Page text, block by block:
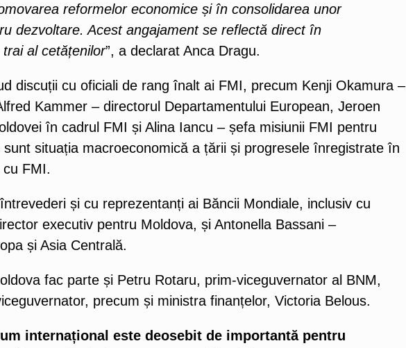
reformelor economice și în consolidarea unor
dezvoltare. Acest angajament se reflectă direct în
al cetățenilor”, a declarat Anca Dragu.
discuții cu oficiali de rang înalt ai FMI, precum Kenji Okamura –
Kammer – directorul Departamentului European, Jeroen
în cadrul FMI și Alina Iancu – șefa misiunii FMI pentru
situația macroeconomică a țării și progresele înregistrate în
FMI.
și cu reprezentanți ai Băncii Mondiale, inclusiv cu
executiv pentru Moldova, și Antonella Bassani –
și Asia Centrală.
fac parte și Petru Rotaru, prim-viceguvernator al BNM,
precum și ministra finanțelor, Victoria Belous.
internațional este deosebit de importantă pentru